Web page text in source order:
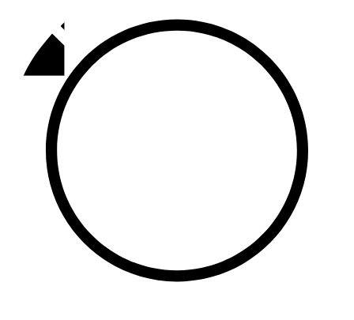
92,9 FM
Базарлы матак
107,1 FM
Балык бистәсе
104,9 FM
Баулы
107,5 FM
Биләр